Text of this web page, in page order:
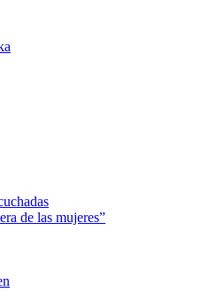
de las mujeres”